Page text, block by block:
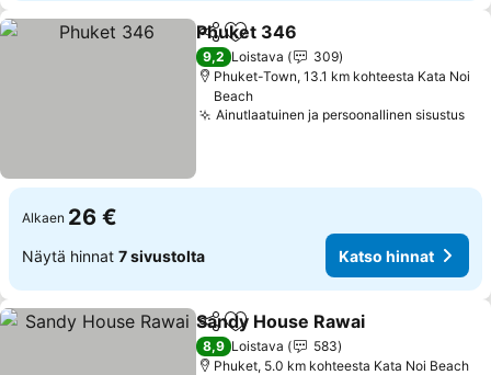
Jaa Lisää suosikkeihin
Phuket 346
9,2 Loistava
309
Phuket-Town, 13.1 km kohteesta Kata Noi
Beach
Ainutlaatuinen ja persoonallinen sisustus
Alkaen 26 €
Näytä hinnat 7 sivustolta Katso hinnat
Jaa Lisää suosikkeihin
Sandy House Rawai
8,9 Loistava
583
Phuket, 5.0 km kohteesta Kata Noi Beach